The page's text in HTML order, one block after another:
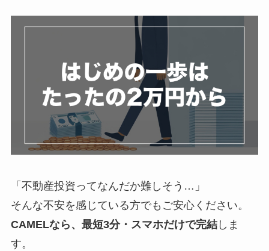
「不動産投資ってなんだか難しそう…」
そんな不安を感じている方でもご安心ください。
CAMELなら、最短3分・スマホだけで完結しま
す。